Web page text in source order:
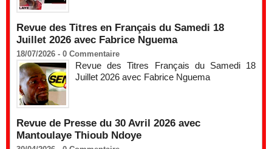
Revue des Titres en Français du Samedi 18
Juillet 2026 avec Fabrice Nguema
18/07/2026 - 0 Commentaire
Revue des Titres Français du Samedi 18
Juillet 2026 avec Fabrice Nguema
Revue de Presse du 30 Avril 2026 avec
Mantoulaye Thioub Ndoye